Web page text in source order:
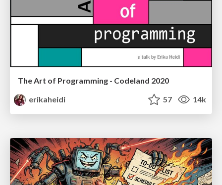
The Art of Programming - Codeland 2020
erikaheidi
57 14k